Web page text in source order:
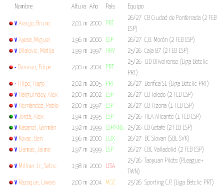
Nombre Altura Año País Equipo
V Araujo, Bruno 2,01 m 2000 PRT
26/27 CB Ciudad de Ponferrada (2 FEB
ESP)
V Ayesa, Miguel 1,96 m 2000 ESP 26/27 C.B. Morón (2 FEB ESP)
V Bilalovic, Matija 1,99 m 1997 HRV 25/26 Caja 87 (2 FEB ESP)
- Dionisio, Filipe 2,00 m 2004 PRT
25/26 UD Oliveirense (Liga Betclic
PRT)
- Filipe, Tiago 2,02 m 2005 PRT 26/27 Benfica SL (Liga Betclic PRT)
V Harguindey, Alex 2,00 m 2002 ESP 26/27 CB Toledo (2 FEB ESP)
V Hernández, Pablo 2,00 m 1997 ESP 26/27 CB Tizona (1 FEB ESP)
V Jordá, Alex 1,94 m 1995 ESP 25/26 HLA Alicante (1 FEB ESP)
V Kasanzi, Germán 1,92 m 1999 ESP/ANG 25/26 CB Getafe (2 FEB ESP)
V Kovac, Ben 1,96 m 2000 LUX 26/27 BC Slovan (SBL SVK)
V Llamas, Jaime 1,97 m 1999 ESP 26/27 CBC Valladolid (2 FEB ESP)
V Millner Jr., Setric 1,98 m 2000 USA
25/26 Taoyuan Pilots (P.League+
TWN)
V Razaque, Uwais 2,00 m 2004 MOZ 25/26 Sporting C.P. (Liga Betclic PRT)